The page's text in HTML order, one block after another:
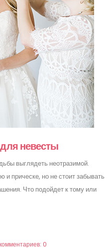
невесты
выглядеть неотразимой.
прическе, но не стоит забывать
Что подойдет к тому или
0